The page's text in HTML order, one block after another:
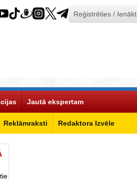
Reģistrēties / Ienākt
Reklāmraksti Redaktora Izvēle
Jautā ekspertam